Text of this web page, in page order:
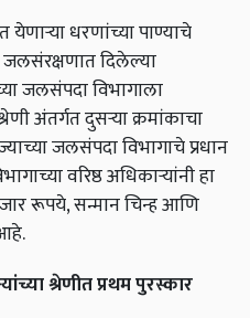
धरणांच्या पाण्याचे
दिलेल्या
जलसंपदा विभागाला
अंतर्गत दुसऱ्या क्रमांकाचा
जलसंपदा विभागाचे प्रधान
वरिष्ठ अधिकाऱ्यांनी हा
रूपये, सन्मान चिन्ह आणि
श्रेणीत प्रथम पुरस्कार